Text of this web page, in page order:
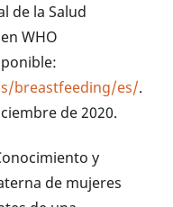
de la Salud
WHO
breastfeeding/es/.
de 2020.
y
de mujeres